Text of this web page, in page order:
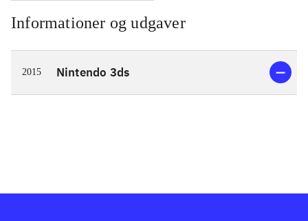
Informationer og udgaver
2015 Nintendo 3ds